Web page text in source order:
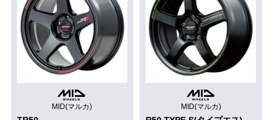
MID(マルカ) MID(マルカ)